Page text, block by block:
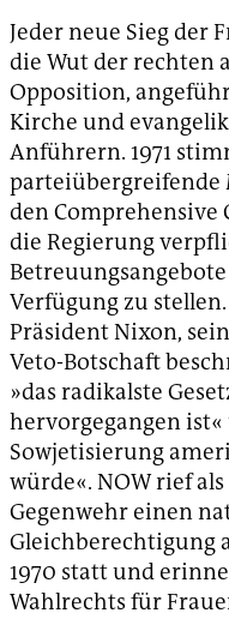
Jeder neue Sieg der
die Wut der
Opposition,
Kirche und
Anführern. 1971
parteiübergreifende
den Comprehensive
die Regierung
Verfügung zu
Präsident Nixon,
Veto-Botschaft
»das radikalste
hervorgegangen ist«
Sowjetisierung
würde«. NOW rief
Gegenwehr einen
Gleichberechtigung
1970 statt und
Wahlrechts für